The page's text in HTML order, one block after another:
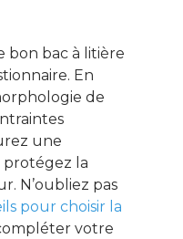
bon bac à litière
En
de
une
protégez la
N’oubliez pas
pour choisir la
votre